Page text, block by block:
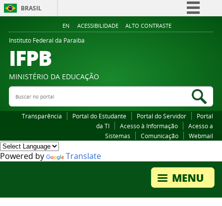
BRASIL
Simplifique!
Legislação
EN ACESSIBILIDADE ALTO CONTRASTE
Instituto Federal da Paraiba
IFPB
MINISTÉRIO DA EDUCAÇÃO
Buscar no portal
Transparência Portal do Estudante Portal do Servidor
Portal
da TI
Acesso à Informação
Acesso a
Sistemas
Comunicação Webmail
Powered by Translate